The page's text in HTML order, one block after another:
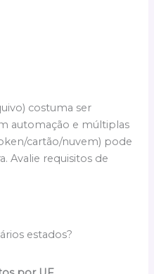
costuma ser
automação e múltiplas
cartão/nuvem) pode
Avalie requisitos de
estados?